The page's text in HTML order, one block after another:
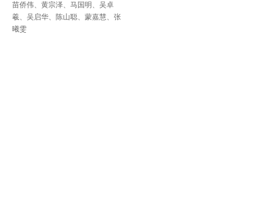
苗侨伟、黄宗泽、马国明、吴卓
羲、吴启华、陈山聪、蒙嘉慧、张
曦雯